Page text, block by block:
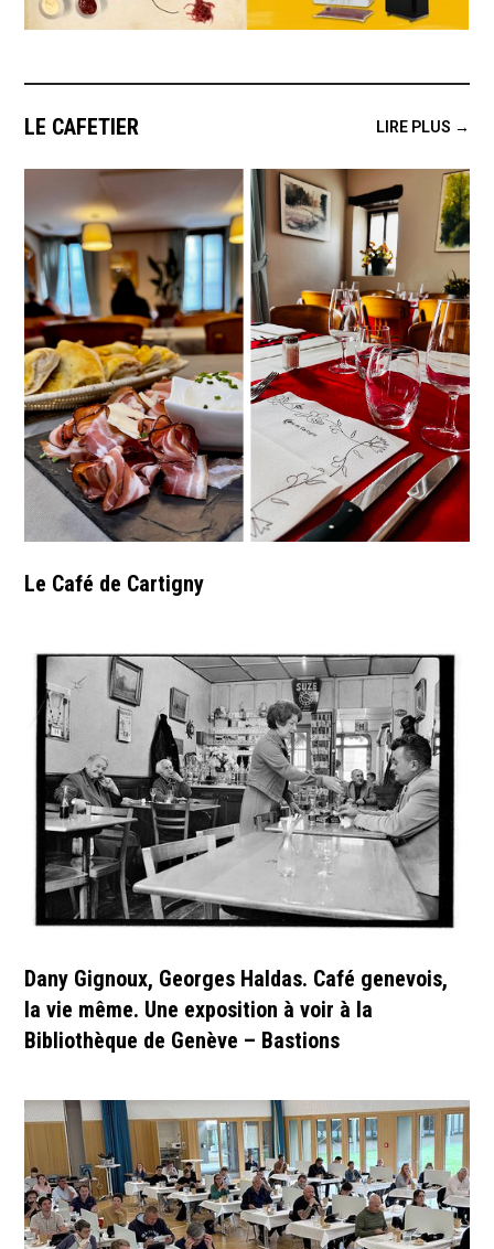
LE CAFETIER LIRE PLUS →
Le Café de Cartigny
Dany Gignoux, Georges Haldas. Café genevois,
la vie même. Une exposition à voir à la
Bibliothèque de Genève – Bastions